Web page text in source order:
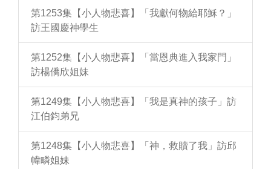
第1253集【小人物悲喜】「我獻何物給耶穌？」
訪王國慶神學生
第1252集【小人物悲喜】「當恩典進入我家門」
訪楊僑欣姐妹
第1249集【小人物悲喜】「我是真神的孩子」訪
江伯鈞弟兄
第1248集【小人物悲喜】「神，救贖了我」訪邱
幃疄姐妹